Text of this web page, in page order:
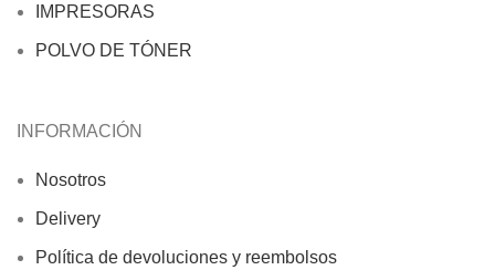
IMPRESORAS
POLVO DE TÓNER
INFORMACIÓN
Nosotros
Delivery
Política de devoluciones y reembolsos